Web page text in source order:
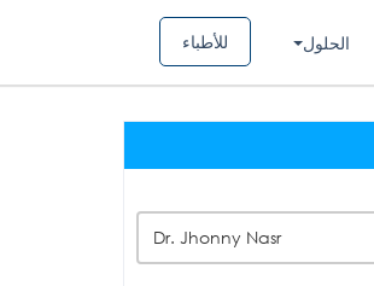
للأطباء الحلول
Dr. Jhonny Nasr